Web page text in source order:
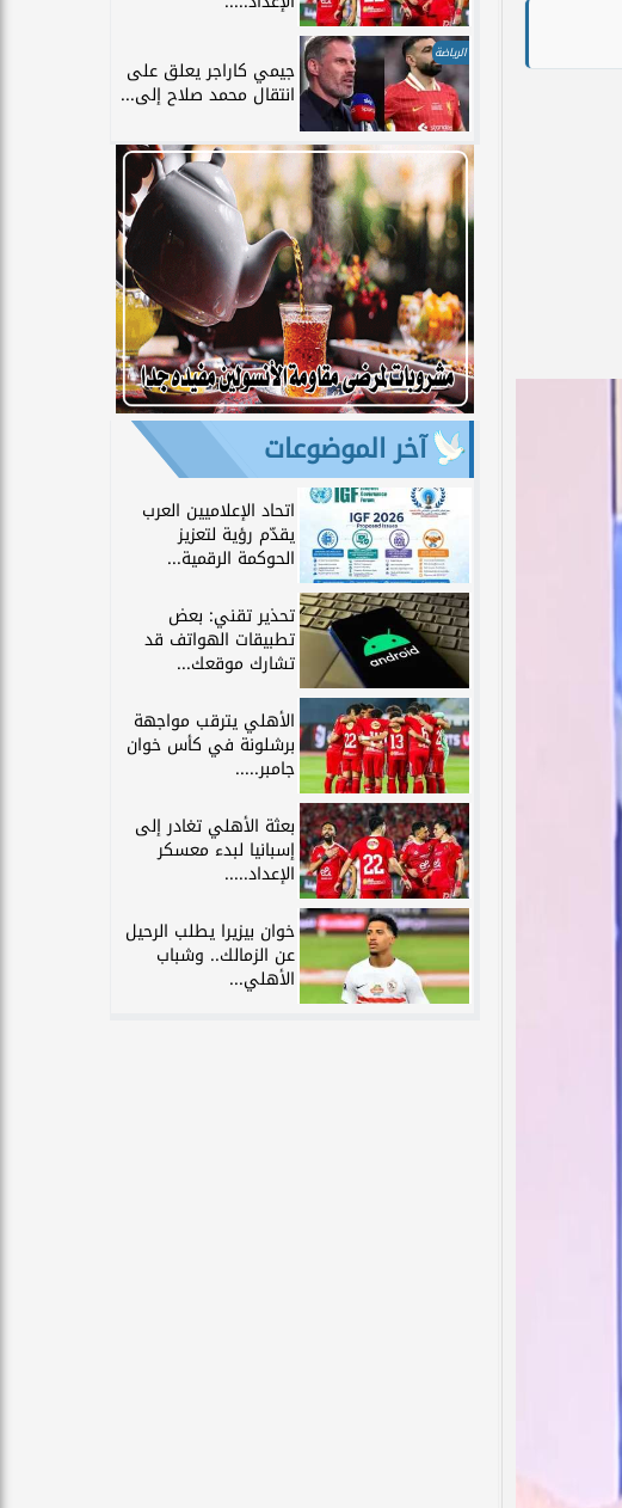
الرياضة
جيمي كاراجر يعلق على
انتقال محمد صلاح إلى...
آخر الموضوعات
اتحاد الإعلاميين العرب
يقدّم رؤية لتعزيز
الحوكمة الرقمية...
تحذير تقني: بعض
تطبيقات الهواتف قد
تشارك موقعك...
الأهلي يترقب مواجهة
برشلونة في كأس خوان
جامبر.....
بعثة الأهلي تغادر إلى
إسبانيا لبدء معسكر
الإعداد.....
خوان بيزيرا يطلب الرحيل
عن الزمالك.. وشباب
الأهلي...